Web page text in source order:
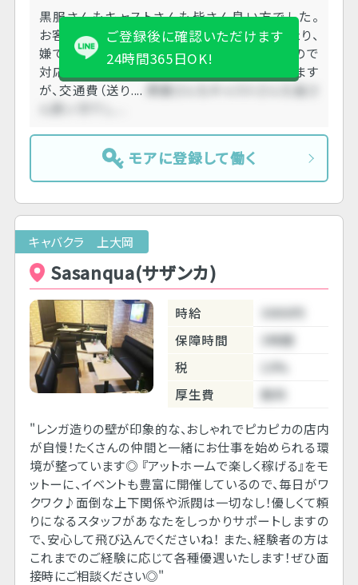
黒服さんもキャストさんも皆さん良い方でした。
お客さんはたまたまボディタッチ多い人に当たり、
嫌でしたがそこも黒服さんは気遣ってくれたので
対応は良かったです。 厚生費１０００円とあります
が、交通費（送り.... 黒服さんもキャストさんも皆さ
ん良い方でし....
ご登録後に確認いただけます
24時間365日OK!
モアに登録して働く
キャバクラ 上大岡
Sasanqua(サザンカ)
時給
3000円
保障時間
3時間
税
10%
厚生費
無料
"レンガ造りの壁が印象的な、おしゃれでピカピカの店内
が自慢！たくさんの仲間と一緒にお仕事を始められる環
境が整っています◎ 『アットホームで楽しく稼げる』をモ
ットーに、イベントも豊富に開催しているので、毎日がワ
クワク♪面倒な上下関係や派閥は一切なし！優しくて頼
りになるスタッフがあなたをしっかりサポートしますの
で、安心して飛び込んでくださいね！ また、経験者の方は
これまでのご経験に応じて各種優遇いたします！ぜひ面
接時にご相談ください◎"